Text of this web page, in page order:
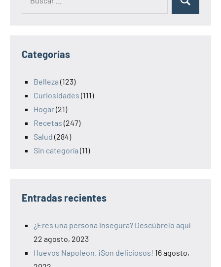
Categorías
Belleza (123)
Curiosidades (111)
Hogar(21)
Recetas (247)
Salud (284)
Sin categoría (11)
Entradas recientes
¿Eres una persona insegura? Descúbrelo aquí
22 agosto, 2023
Huevos Napoleon. ¡Son deliciosos! 16 agosto,